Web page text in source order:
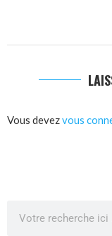
Vous devezvous